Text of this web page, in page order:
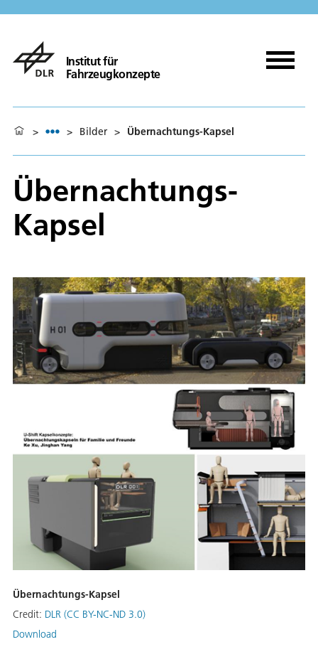
Institut für
Fahrzeugkonzepte
> > Bilder > Übernachtungs-Kapsel
Übernachtungs-
Kapsel
Übernachtungs-Kapsel
Credit: DLR (CC BY-NC-ND 3.0)
Download